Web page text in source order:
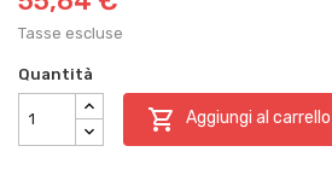
Tasse escluse
Quantità
 Aggiungi al carrello